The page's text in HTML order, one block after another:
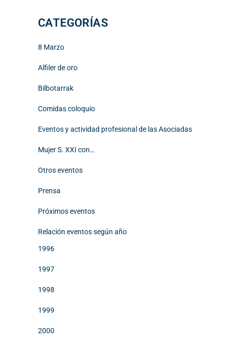
CATEGORÍAS
8 Marzo
Alfiler de oro
Bilbotarrak
Comidas coloquio
Eventos y actividad profesional de las Asociadas
Mujer S. XXI con…
Otros eventos
Prensa
Próximos eventos
Relación eventos según año
1996
1997
1998
1999
2000